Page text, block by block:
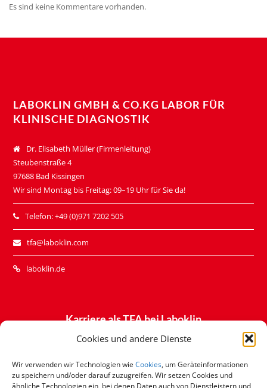
Cookies und andere Dienste
Wir verwenden wir Technologien wie Cookies, um Geräteinformationen
zu speichern und/oder darauf zuzugreifen. Wir setzen Cookies und
ähnliche Technologien ein, bei denen Daten auch von Dienstleistern und
Es sind keine Kommentare vorhanden.
LABOKLIN GMBH & CO.KG LABOR FÜR
KLINISCHE DIAGNOSTIK
Dr. Elisabeth Müller (Firmenleitung)
Steubenstraße 4
97688 Bad Kissingen
Wir sind Montag bis Freitag: 09–19 Uhr für Sie da!
Telefon: +49 (0)971 7202 505
tfa@laboklin.com
laboklin.de
Karriere als TFA bei Laboklin
– Alle Stellenausschreibungen